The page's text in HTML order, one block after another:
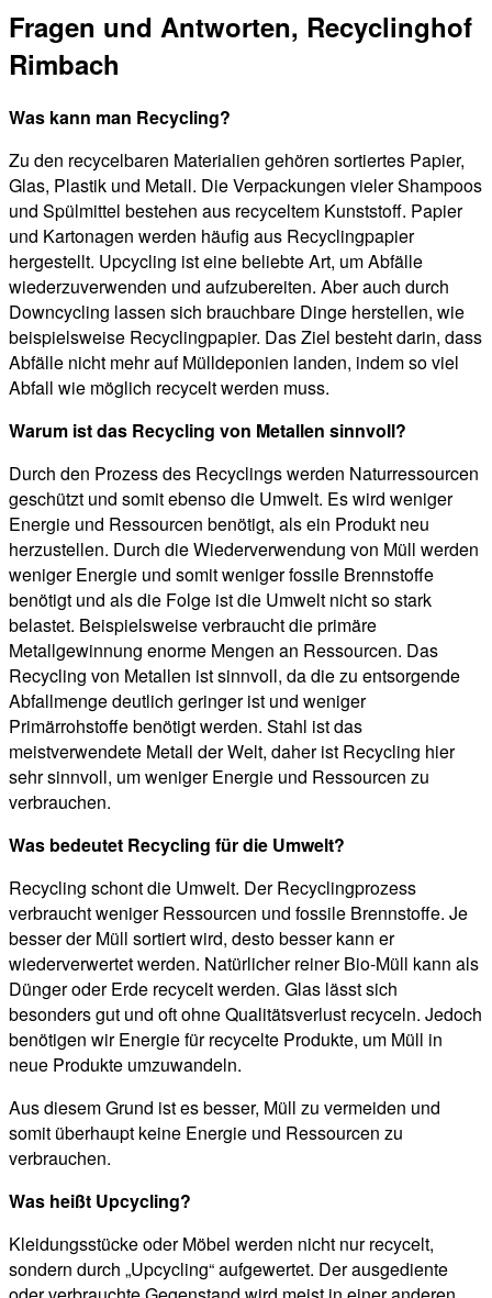
Fragen und Antworten, Recyclinghof
Rimbach
Was kann man Recycling?
Zu den recycelbaren Materialien gehören sortiertes Papier,
Glas, Plastik und Metall. Die Verpackungen vieler Shampoos
und Spülmittel bestehen aus recyceltem Kunststoff. Papier
und Kartonagen werden häufig aus Recyclingpapier
hergestellt. Upcycling ist eine beliebte Art, um Abfälle
wiederzuverwenden und aufzubereiten. Aber auch durch
Downcycling lassen sich brauchbare Dinge herstellen, wie
beispielsweise Recyclingpapier. Das Ziel besteht darin, dass
Abfälle nicht mehr auf Mülldeponien landen, indem so viel
Abfall wie möglich recycelt werden muss.
Warum ist das Recycling von Metallen sinnvoll?
Durch den Prozess des Recyclings werden Naturressourcen
geschützt und somit ebenso die Umwelt. Es wird weniger
Energie und Ressourcen benötigt, als ein Produkt neu
herzustellen. Durch die Wiederverwendung von Müll werden
weniger Energie und somit weniger fossile Brennstoffe
benötigt und als die Folge ist die Umwelt nicht so stark
belastet. Beispielsweise verbraucht die primäre
Metallgewinnung enorme Mengen an Ressourcen. Das
Recycling von Metallen ist sinnvoll, da die zu entsorgende
Abfallmenge deutlich geringer ist und weniger
Primärrohstoffe benötigt werden. Stahl ist das
meistverwendete Metall der Welt, daher ist Recycling hier
sehr sinnvoll, um weniger Energie und Ressourcen zu
verbrauchen.
Was bedeutet Recycling für die Umwelt?
Recycling schont die Umwelt. Der Recyclingprozess
verbraucht weniger Ressourcen und fossile Brennstoffe. Je
besser der Müll sortiert wird, desto besser kann er
wiederverwertet werden. Natürlicher reiner Bio-Müll kann als
Dünger oder Erde recycelt werden. Glas lässt sich
besonders gut und oft ohne Qualitätsverlust recyceln. Jedoch
benötigen wir Energie für recycelte Produkte, um Müll in
neue Produkte umzuwandeln.
Aus diesem Grund ist es besser, Müll zu vermeiden und
somit überhaupt keine Energie und Ressourcen zu
verbrauchen.
Was heißt Upcycling?
Kleidungsstücke oder Möbel werden nicht nur recycelt,
sondern durch „Upcycling“ aufgewertet. Der ausgediente